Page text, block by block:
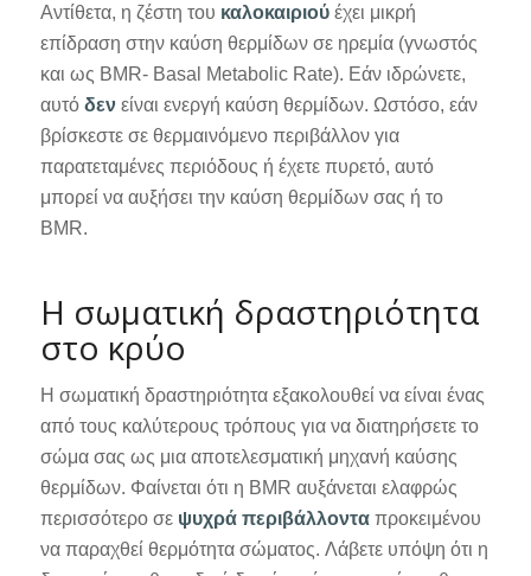
Αντίθετα, η ζέστη του καλοκαιριούέχει μικρή
επίδραση στην καύση θερμίδων σε ηρεμία (γνωστός
και ως BMR- Basal Metabolic Rate). Εάν ιδρώνετε,
αυτό δενείναι ενεργή καύση θερμίδων. Ωστόσο, εάν
βρίσκεστε σε θερμαινόμενο περιβάλλον για
παρατεταμένες περιόδους ή έχετε πυρετό, αυτό
μπορεί να αυξήσει την καύση θερμίδων σας ή το
BMR.
Η σωματική δραστηριότητα
στο κρύο
Η σωματική δραστηριότητα εξακολουθεί να είναι ένας
από τους καλύτερους τρόπους για να διατηρήσετε το
σώμα σας ως μια αποτελεσματική μηχανή καύσης
θερμίδων. Φαίνεται ότι η BMR αυξάνεται ελαφρώς
περισσότερο σε ψυχρά περιβάλλονταπροκειμένου
να παραχθεί θερμότητα σώματος. Λάβετε υπόψη ότι η